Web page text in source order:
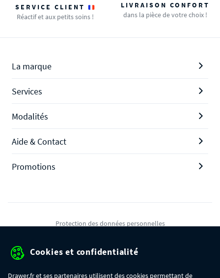
SERVICE CLIENT
Réactif et aux petits soins !
LIVRAISON CONFORT
dans la pièce de votre choix !
La marque
Services
Modalités
Aide & Contact
Promotions
Protection des données personnelles
Cookies et confidentialité
Drawer.fr et ses partenaires utilisent des cookies permettant de